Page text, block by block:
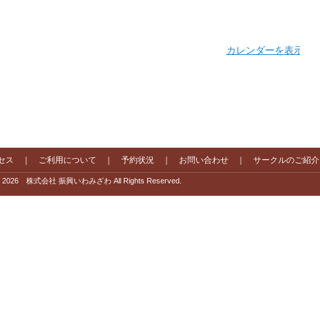
カレンダーを表示
ス ご利用について 予約状況 お問い合わせ サークルのご紹介
株式会社 振興いわみざわ All Rights Reserved.